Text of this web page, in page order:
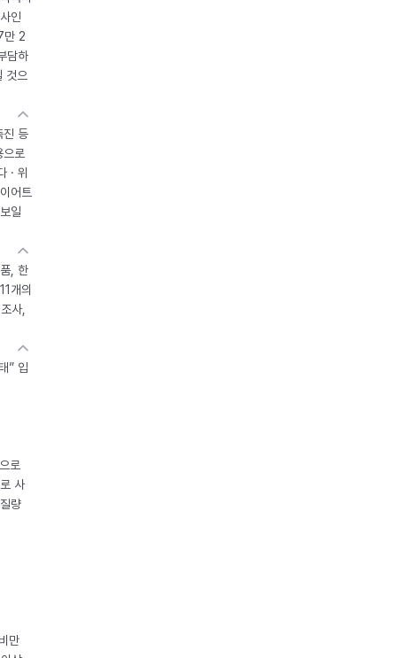
인
만 2
담하
것으
진 등
로
· 위
어트
일
, 한
개의
사,
” 입
로
사
량
만